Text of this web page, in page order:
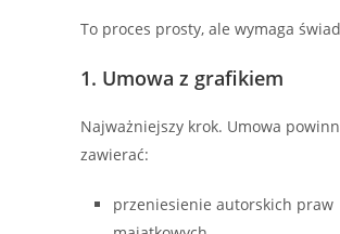
To proces prosty, ale wymaga
1. Umowa z grafikiem
Najważniejszy krok. Umowa
zawierać:
przeniesienie autorskich praw